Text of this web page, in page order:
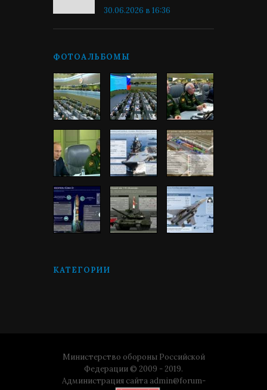
30.06.2026 в 16:36
ФОТОАЛЬБОМЫ
КАТЕГОРИИ
Министерство обороны Российской
Федерации © 2009 - 2019.
Администрация сайта admin@forum-